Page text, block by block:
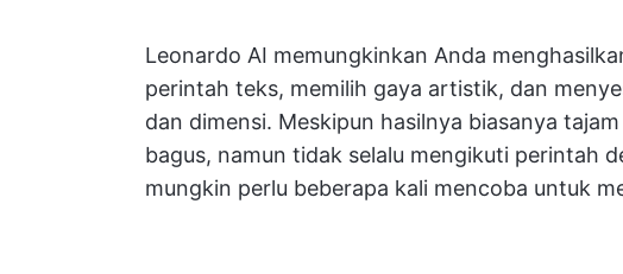
Leonardo AI memungkinkan Anda
perintah teks, memilih gaya artistik, dan
dan dimensi. Meskipun hasilnya biasanya
bagus, namun tidak selalu mengikuti perintah
mungkin perlu beberapa kali mencoba untuk